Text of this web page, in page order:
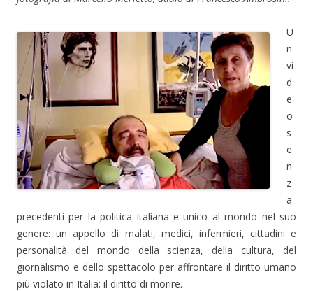
U
n
vi
d
e
o
s
e
n
z
a
precedenti per la politica italiana e unico al mondo nel suo
genere: un appello di malati, medici, infermieri, cittadini e
personalità del mondo della scienza, della cultura, del
giornalismo e dello spettacolo per affrontare il diritto umano
più violato in Italia: il diritto di morire.